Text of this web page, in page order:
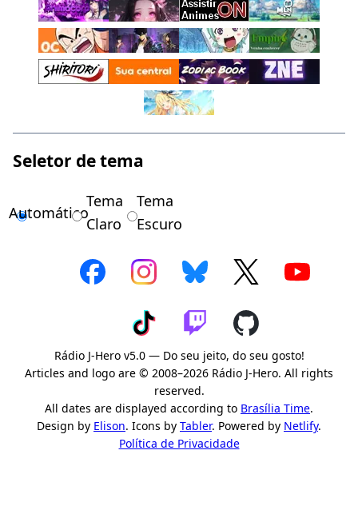
Seletor de tema
Automático
Tema
Claro
Tema
Escuro
Rádio J-Hero v5.0 — Do seu jeito, do seu gosto!
Articles and logo are © 2008–2026 Rádio J-Hero. All rights
reserved.
All dates are displayed according to Brasília Time.
Design by Elison. Icons by Tabler. Powered by Netlify.
Política de Privacidade